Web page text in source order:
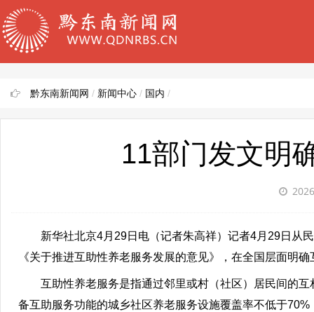
黔东南新闻网 / 新闻中心 / 国内 /
11部门发文明
新华社北京4月29日电（记者朱高祥）记者4月29日从
《关于推进互助性养老服务发展的意见》，在全国层面明
互助性养老服务是指通过邻里或村（社区）居民间的
备互助服务功能的城乡社区养老服务设施覆盖率不低于